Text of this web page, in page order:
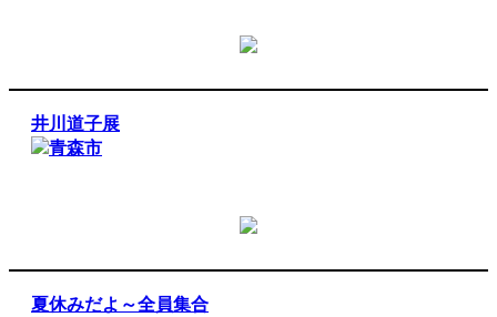
井川道子展
青森市
夏休みだよ～全員集合